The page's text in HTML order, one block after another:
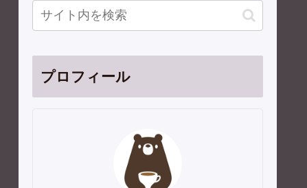
プロフィール